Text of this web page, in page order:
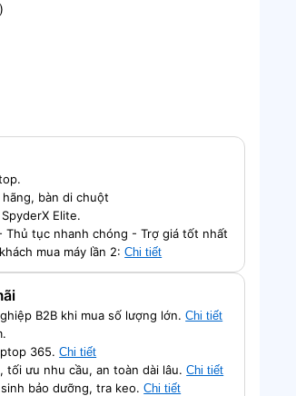
bàn di chuột
Elite.
Thủ tục nhanh chóng - Trợ giá tốt nhất
mua máy lần 2:Chi tiết
B2B khi mua số lượng lớn.Chi tiết
365.Chi tiết
tối ưu nhu cầu, an toàn dài lâu.Chi tiết
bảo dưỡng, tra keo.Chi tiết